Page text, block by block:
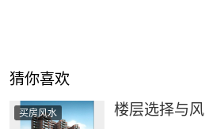
猜你喜欢
买房风水 楼层选择与